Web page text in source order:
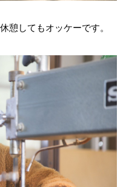
憩してもオッケーです。